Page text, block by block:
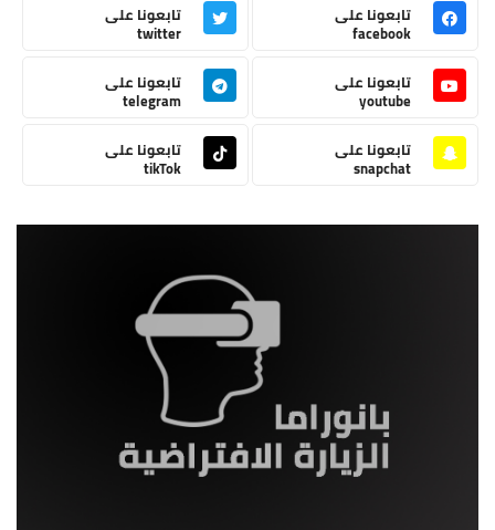
تابعونا على
facebook
تابعونا على
twitter
تابعونا على
youtube
تابعونا على
telegram
تابعونا على
snapchat
تابعونا على
tikTok